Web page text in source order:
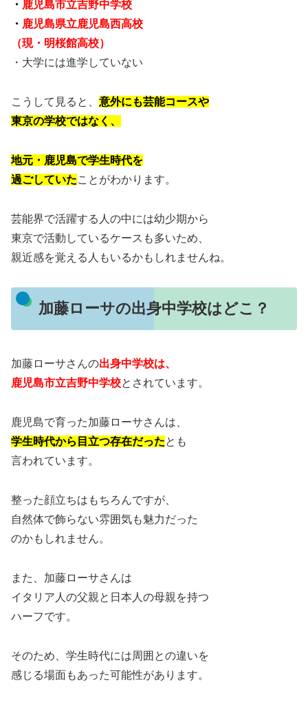
・ 鹿児島市立吉野中学校
・ 鹿児島県立鹿児島西高校
（現・明桜館高校）
・大学には進学していない
こうして見ると、 意外にも芸能コースや
東京の学校ではなく、
地元・鹿児島で学生時代を
過ごしていたことがわかります。
芸能界で活躍する人の中には幼少期から
東京で活動しているケースも多いため、
親近感を覚える人もいるかもしれませんね。
加藤ローサの出身中学校はどこ？
加藤ローサさんの出身中学校は、
鹿児島市立吉野中学校とされています。
鹿児島で育った加藤ローサさんは、
学生時代から目立つ存在だったとも
言われています。
整った顔立ちはもちろんですが、
自然体で飾らない雰囲気も魅力だった
のかもしれません。
また、加藤ローサさんは
イタリア人の父親と日本人の母親を持つ
ハーフです。
そのため、学生時代には周囲との違いを
感じる場面もあった可能性があります。